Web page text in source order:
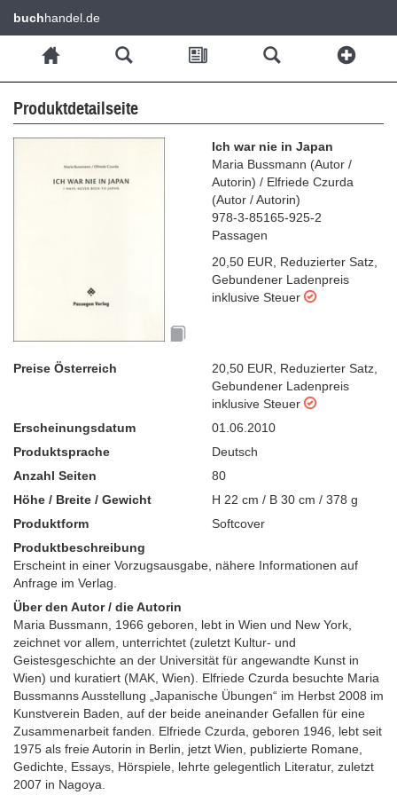
buchhandel.de
Produktdetailseite
Ich war nie in Japan
Maria Bussmann (Autor /
Autorin) / Elfriede Czurda
(Autor / Autorin)
978-3-85165-925-2
Passagen
20,50 EUR
Reduzierter Satz
Gebundener Ladenpreis
inklusive Steuer
Preise Österreich 20,50 EUR Reduzierter Satz
Gebundener Ladenpreis
inklusive Steuer
Erscheinungsdatum
01.06.2010
Produktsprache
Deutsch
Anzahl Seiten
80
Höhe / Breite / Gewicht
H 22 cm / B 30 cm / 378 g
Produktform
Softcover
Produktbeschreibung
Erscheint in einer Vorzugsausgabe, nähere Informationen auf
Anfrage im Verlag.
Über den Autor / die Autorin
Maria Bussmann, 1966 geboren, lebt in Wien und New York,
zeichnet vor allem, unterrichtet (zuletzt Kultur- und
Geistesgeschichte an der Universität für angewandte Kunst in
Wien) und kuratiert (MAK, Wien). Elfriede Czurda besuchte Maria
Bussmanns Ausstellung „Japanische Übungen“ im Herbst 2008 im
Kunstverein Baden, auf der beide aneinander Gefallen für eine
Zusammenarbeit fanden. Elfriede Czurda, geboren 1946, lebt seit
1975 als freie Autorin in Berlin, jetzt Wien, publizierte Romane,
Gedichte, Essays, Hörspiele, lehrte gelegentlich Literatur, zuletzt
2007 in Nagoya.